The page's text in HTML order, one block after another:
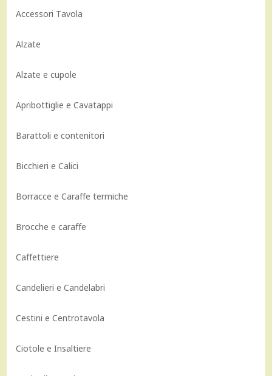
Accessori Tavola
Alzate
Alzate e cupole
Apribottiglie e Cavatappi
Barattoli e contenitori
Bicchieri e Calici
Borracce e Caraffe termiche
Brocche e caraffe
Caffettiere
Candelieri e Candelabri
Cestini e Centrotavola
Ciotole e Insaltiere